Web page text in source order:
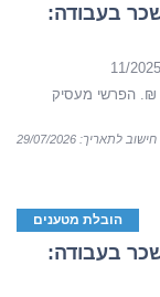
בעבודה:
רכיבים לתשלום: הפרשי מעסיק לפנסיה 11,723 ₪. הפרשי מעסיק
חישוב לתאריך: 29/07/2026
הובלת מטענים
בעבודה: